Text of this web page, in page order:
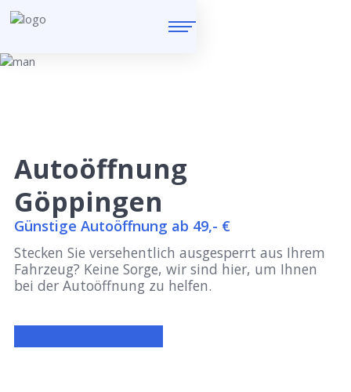
Autoöffnung
Göppingen
Günstige Autoöffnung ab 49,- €
Stecken Sie versehentlich ausgesperrt aus Ihrem
Fahrzeug? Keine Sorge, wir sind hier, um Ihnen
bei der Autoöffnung zu helfen.